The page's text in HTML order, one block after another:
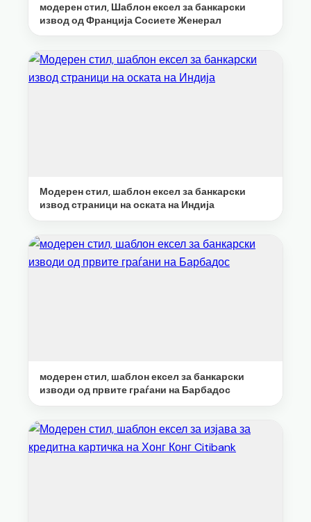
модерен стил, Шаблон ексел за банкарски
извод од Франција Сосиете Женерал
Модерен стил, шаблон ексел за банкарски
извод страници на оската на Индија
модерен стил, шаблон ексел за банкарски
изводи од првите граѓани на Барбадос